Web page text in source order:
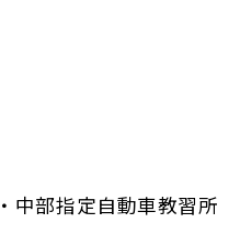
中部指定自動車教習所